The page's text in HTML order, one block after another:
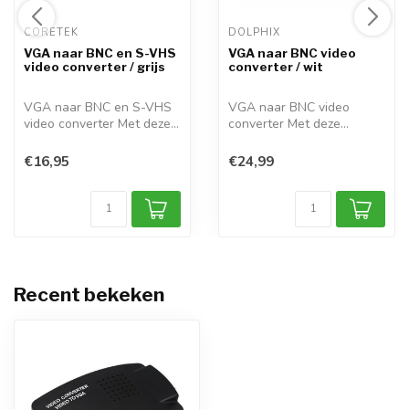
CORETEK
VGA naar BNC en S-VHS
video converter / grijs
VGA naar BNC en S-VHS
video converter Met deze
€16,95
DOLPHIX
VGA naar BNC video
converter / wit
VGA naar BNC video
converter Met deze
€24,99
Recent bekeken